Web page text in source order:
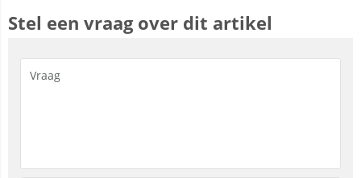
Stel een vraag over dit artikel